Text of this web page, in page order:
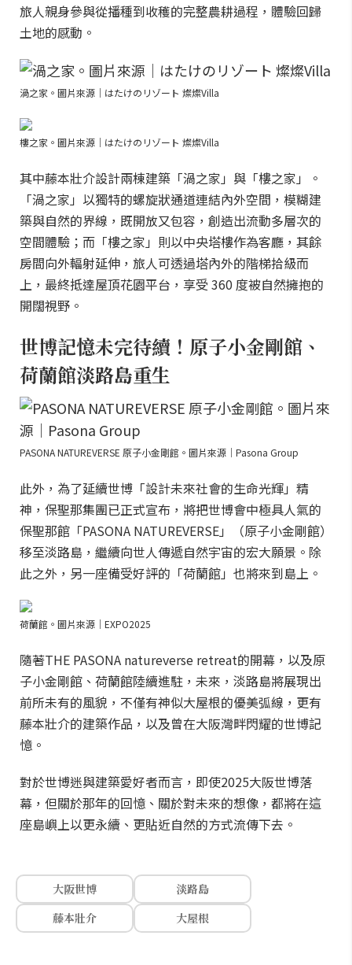
旅人親身參與從播種到收穫的完整農耕過程，體驗回歸
土地的感動。
渦之家。圖片來源｜はたけのリゾート 燦燦Villa
樓之家。圖片來源｜はたけのリゾート 燦燦Villa
其中藤本壯介設計兩棟建築「渦之家」與「樓之家」。
「渦之家」以獨特的螺旋狀通道連結內外空間，模糊建
築與自然的界線，既開放又包容，創造出流動多層次的
空間體驗；而「樓之家」則以中央塔樓作為客廳，其餘
房間向外輻射延伸，旅人可透過塔內外的階梯拾級而
上，最終抵達屋頂花園平台，享受 360 度被自然擁抱的
開闊視野。
世博記憶未完待續！原子小金剛館、
荷蘭館淡路島重生
PASONA NATUREVERSE 原子小金剛館。圖片來源｜Pasona Group
此外，為了延續世博「設計未來社會的生命光輝」精
神，保聖那集團已正式宣布，將把世博會中極具人氣的
保聖那館「PASONA NATUREVERSE」（原子小金剛館）
移至淡路島，繼續向世人傳遞自然宇宙的宏大願景。除
此之外，另一座備受好評的「荷蘭館」也將來到島上。
荷蘭館。圖片來源｜EXPO2025
隨著THE PASONA natureverse retreat的開幕，以及原
子小金剛館、荷蘭館陸續進駐，未來，淡路島將展現出
前所未有的風貌，不僅有神似大屋根的優美弧線，更有
藤本壯介的建築作品，以及曾在大阪灣畔閃耀的世博記
憶。
對於世博迷與建築愛好者而言，即使2025大阪世博落
幕，但關於那年的回憶、關於對未來的想像，都將在這
座島嶼上以更永續、更貼近自然的方式流傳下去。
大阪世博
淡路島
藤本壯介
大屋根